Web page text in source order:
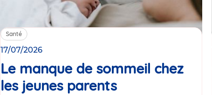
Santé
17/07/2026
Le manque de sommeil chez
les jeunes parentsArticle